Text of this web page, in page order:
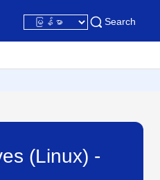
Search
(Linux) -